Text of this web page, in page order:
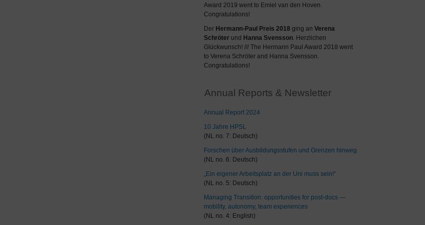
Award 2019 went to Emiel van den Hoven.
Congratulations!
Der Hermann-Paul Preis 2018 ging an Verena
Schröter und Hanna Svensson. Herzlichen
Glückwunsch! /// The Hermann Paul Award 2018 went
to Verena Schröter and Hanna Svensson.
Congratulations!
Annual Reports & Newsletter
Annual Report 2024
10 Jahre HPSL
(NL no. 7: Deutsch)
Forschen über Ausbildungsstufen und Grenzen hinweg
(NL no. 6: Deutsch)
„Ein eigener Arbeitsplatz an der Uni muss sein!“
(NL no. 5: Deutsch)
Managing Transition: opportunities for post-docs —
mobility, autonomy, team experiences
(NL no. 4: English)